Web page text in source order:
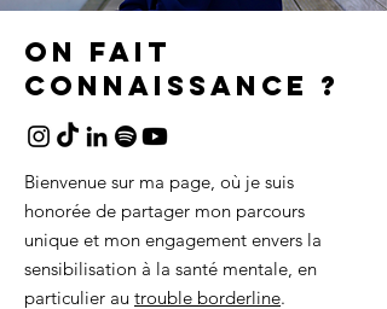
On fait
connaissance ?
Bienvenue sur ma page, où je suis
honorée de partager mon parcours
unique et mon engagement envers la
sensibilisation à la santé mentale, en
particulier au trouble borderline.